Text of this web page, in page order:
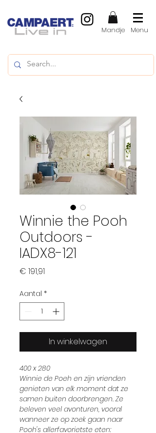
Mandje Menu
Winnie the Pooh
Outdoors -
IADX8-121
€ 191,91
Aantal *
In winkelwagen
400 x 280
Winnie de Poeh en zijn vrienden
genieten van elk moment dat ze
samen buiten doorbrengen. Ze
beleven veel avonturen, vooral
wanneer ze op zoek gaan naar
Pooh's allerfavorietste eten: